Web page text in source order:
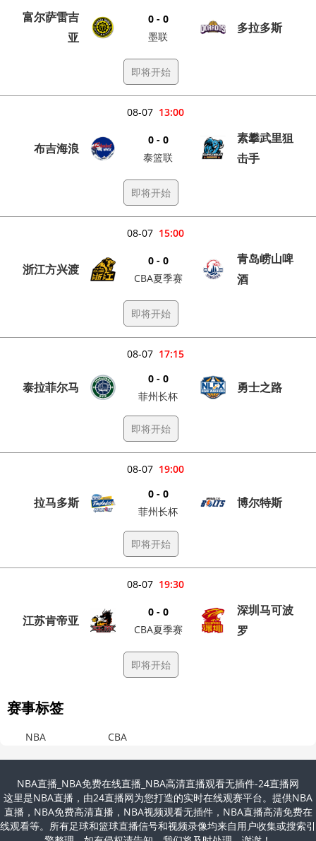
富尔萨雷吉
亚
0 - 0
墨联
多拉多斯
即将开始
13:00
08-07
布吉海浪
0 - 0
泰篮联
素攀武里狙
击手
即将开始
15:00
08-07
浙江方兴渡
0 - 0
CBA夏季赛
青岛崂山啤
酒
即将开始
17:15
08-07
泰拉菲尔马
0 - 0
菲州长杯
勇士之路
即将开始
19:00
08-07
拉马多斯
0 - 0
菲州长杯
博尔特斯
即将开始
19:30
08-07
江苏肯帝亚
0 - 0
CBA夏季赛
深圳马可波
罗
即将开始
赛事标签
NBA CBA
NBA直播_NBA免费在线直播_NBA高清直播观看无插件-24直播网
这里是NBA直播，由24直播网为您打造的实时在线观赛平台。提供NBA
直播，NBA免费高清直播，NBA视频观看无插件，NBA直播高清免费在
线观看等。所有足球和篮球直播信号和视频录像均来自用户收集或搜索引